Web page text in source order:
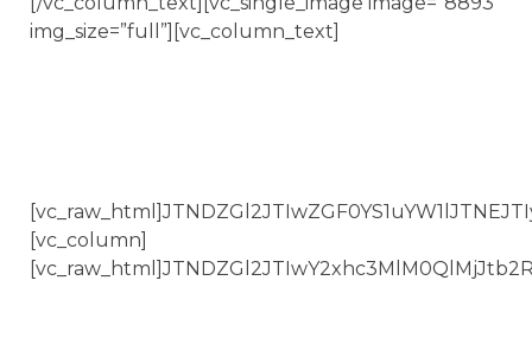
img_size=”full”][vc_column_text]
[vc_column]